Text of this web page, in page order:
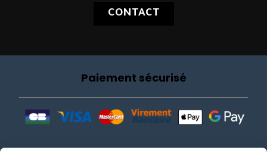
CONTACT
Paiement sécurisé